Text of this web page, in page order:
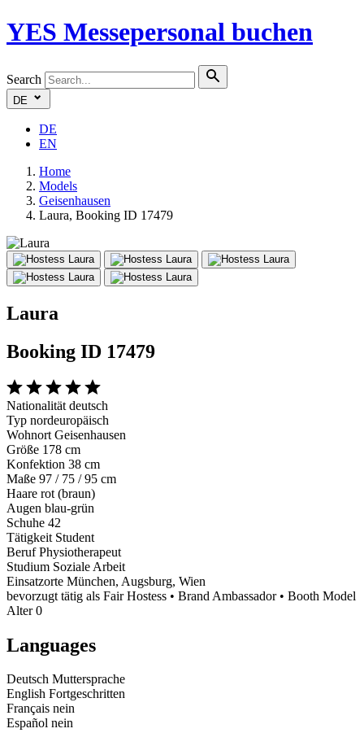
YES Messepersonal buchen
Search
DE
DE
EN
Home
Models
Geisenhausen
Laura, Booking ID 17479
Laura
Booking ID 17479
Nationalität deutsch
Typ nordeuropäisch
Wohnort Geisenhausen
Größe 178 cm
Konfektion 38 cm
Maße 97 / 75 / 95 cm
Haare rot (braun)
Augen blau-grün
Schuhe 42
Tätigkeit Student
Beruf Physiotherapeut
Studium Soziale Arbeit
Einsatzorte München, Augsburg, Wien
bevorzugt tätig als Fair Hostess • Brand Ambassador • Booth Model
Alter 0
Languages
Deutsch Muttersprache
English Fortgeschritten
Français nein
Español nein